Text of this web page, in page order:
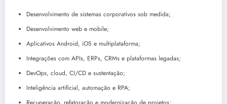
Desenvolvimento de sistemas corporativos sob medida;
Desenvolvimento web e mobile;
Aplicativos Android, iOS e multiplataforma;
Integrações com APIs, ERPs, CRMs e plataformas legadas;
DevOps, cloud, CI/CD e sustentação;
Inteligência artificial, automação e RPA;